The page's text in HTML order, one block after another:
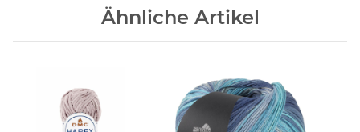
Ähnliche Artikel